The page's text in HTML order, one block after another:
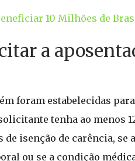
10 Milhões de
a
foram estabelecidas
tenha ao menos
isenção de carência,
ou se a condição